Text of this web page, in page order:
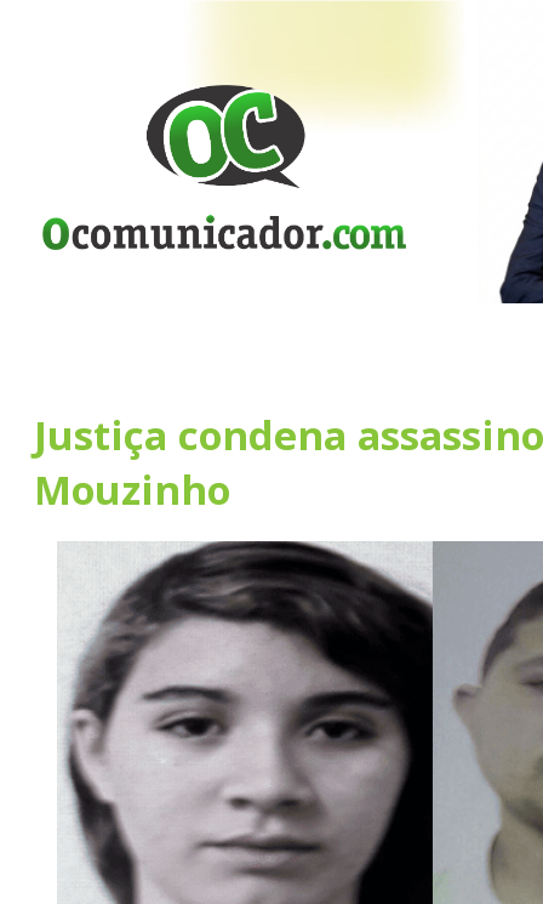
Justiça condena
Mouzinho